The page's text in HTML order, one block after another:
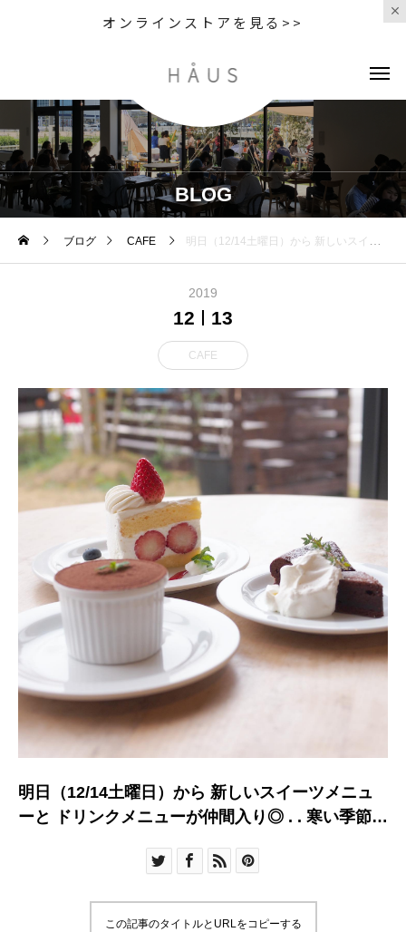
オンラインストアを見る>>
BLOG
ブログ CAFE 明日（12/14土曜日）から 新しいスイーツメニューと ドリンクメニューが仲間入り◎ . . 寒い季節に飲みたくなる
2019
12 13
CAFE
明日（12/14土曜日）から 新しいスイーツメニュ
ーと ドリンクメニューが仲間入り◎ . . 寒い季節に
この記事のタイトルとURLをコピーする